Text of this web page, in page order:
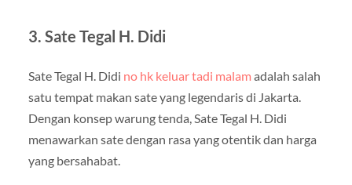
3. Sate Tegal H. Didi
Sate Tegal H. Didi no hk keluar tadi malam adalah salah
satu tempat makan sate yang legendaris di Jakarta.
Dengan konsep warung tenda, Sate Tegal H. Didi
menawarkan sate dengan rasa yang otentik dan harga
yang bersahabat.